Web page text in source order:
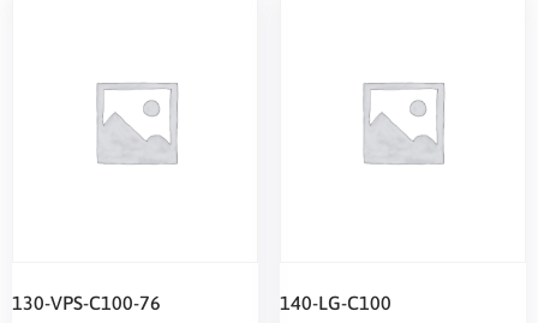
130-VPS-C100-76 140-LG-C100